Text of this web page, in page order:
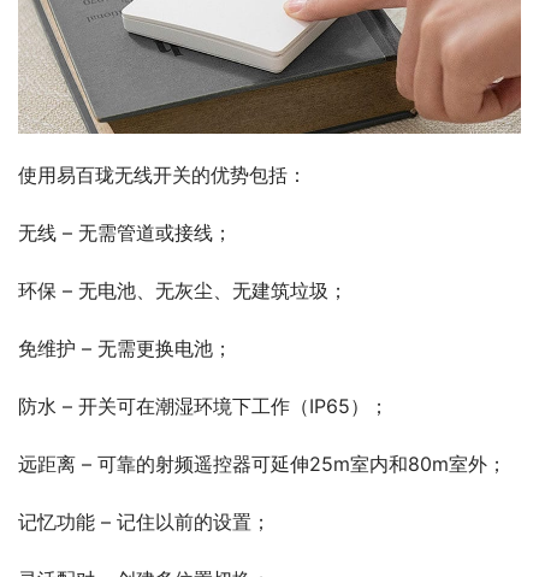
使用易百珑无线开关的优势包括：
无线 – 无需管道或接线；
环保 – 无电池、无灰尘、无建筑垃圾；
免维护 – 无需更换电池；
防水 – 开关可在潮湿环境下工作（IP65）；
远距离 – 可靠的射频遥控器可延伸25m室内和80m室外；
记忆功能 – 记住以前的设置；